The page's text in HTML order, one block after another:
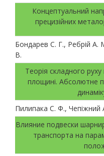
Концептуальний
прецизійних
Бондарев С. Г., Ребрій А.
В.
Теорія складного
площині. Абсолютне
Пилипака С. Ф., Чепіжний
Влияние подвески
транспорта на